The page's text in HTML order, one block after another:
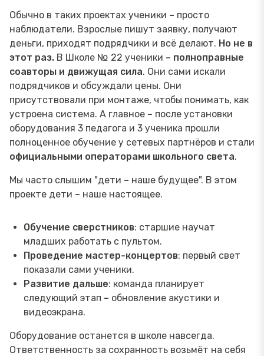
Обычно в таких проектах ученики – просто
наблюдатели. Взрослые пишут заявку, получают
деньги, приходят подрядчики и всё делают. Но не в
этот раз. В Школе № 22 ученики – полноправные
соавторы и движущая сила. Они сами искали
подрядчиков и обсуждали цены. Они
присутствовали при монтаже, чтобы понимать, как
устроена система. А главное – после установки
оборудования 3 педагога и 3 ученика прошли
полноценное обучение у сетевых партнёров и стали
официальными операторами школьного света.
Мы часто слышим "дети – наше будущее". В этом
проекте дети – наше настоящее.
Обучение сверстников: старшие научат
младших работать с пультом.
Проведение мастер-концертов: первый свет
показали сами ученики.
Развитие дальше: команда планирует
следующий этап – обновление акустики и
видеоэкрана.
Оборудование останется в школе навсегда.
Ответственность за сохранность возьмёт на себя